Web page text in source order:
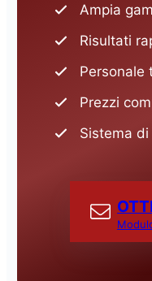
Ampia
Risultati
Personale
Prezzi
Sistema